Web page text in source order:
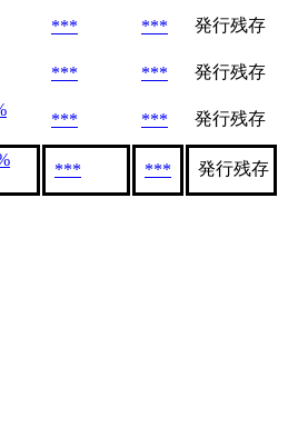
*** ***
発行残存
*** ***
発行残存
*** *** 発行残存
*** *** 発行残存